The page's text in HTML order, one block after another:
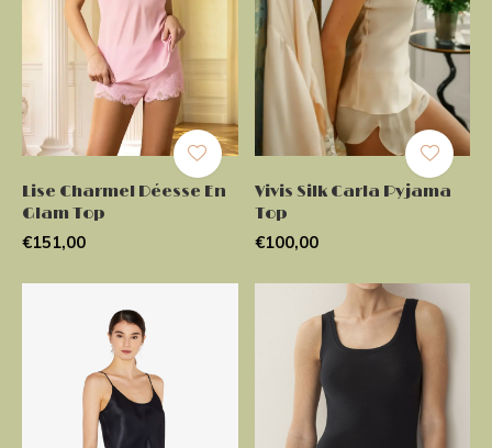
Lise Charmel Déesse En
Glam Top
€151,00
Vivis Silk Carla Pyjama
Top
€100,00